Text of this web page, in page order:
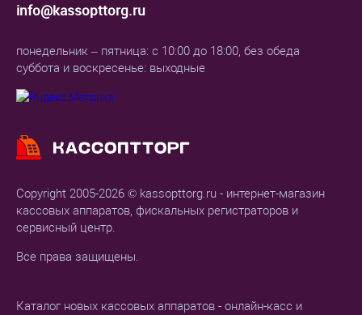
Copyright 2005-2026 © kassopttorg.ru - интернет-магазин
кассовых аппаратов, фискальных регистраторов и
сервисный центр.
Все права защищены.
Каталог новых кассовых аппаратов - онлайн-касс и
info@kassopttorg.ru
понедельник – пятница: с 10:00 до 18:00, без обеда
суббота и воскресенье: выходные